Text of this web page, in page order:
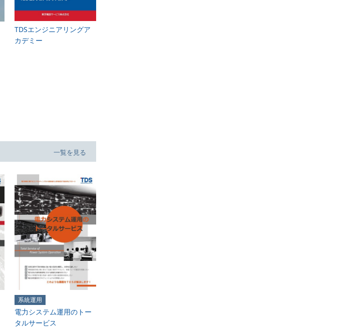
TDSエンジニアリングア
カデミー
一覧を見る
系統運用
電力システム運用のトー
タルサービス